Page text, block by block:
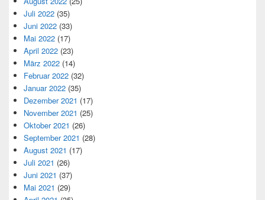
Juli 2022 (35)
Juni 2022 (33)
Mai 2022 (17)
April 2022 (23)
März 2022 (14)
Februar 2022 (32)
Januar 2022 (35)
Dezember 2021 (17)
November 2021 (25)
Oktober 2021 (26)
September 2021 (28)
August 2021 (17)
Juli 2021 (26)
Juni 2021 (37)
Mai 2021 (29)